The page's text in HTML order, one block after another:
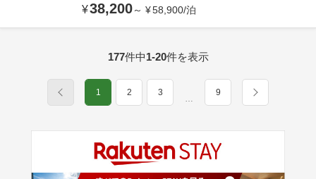
¥38,200～ ¥58,900/泊
177件中1-20件を表示
1 2 3
…
9